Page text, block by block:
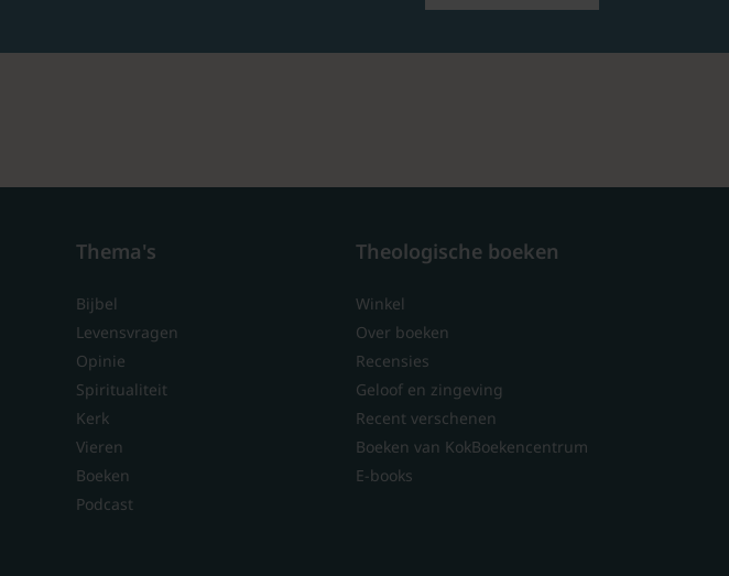
Thema's
Bijbel
Levensvragen
Opinie
Spiritualiteit
Kerk
Vieren
Boeken
Podcast
Theologische boeken
Winkel
Over boeken
Recensies
Geloof en zingeving
Recent verschenen
Boeken van KokBoekencentrum
E-books